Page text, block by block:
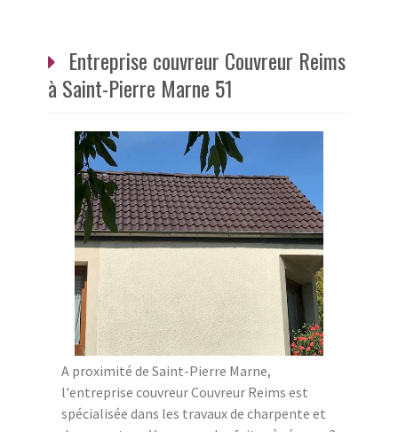
Entreprise couvreur Couvreur Reims
à Saint-Pierre Marne 51
A proximité de Saint-Pierre Marne,
l'entreprise couvreur Couvreur Reims est
spécialisée dans les travaux de charpente et